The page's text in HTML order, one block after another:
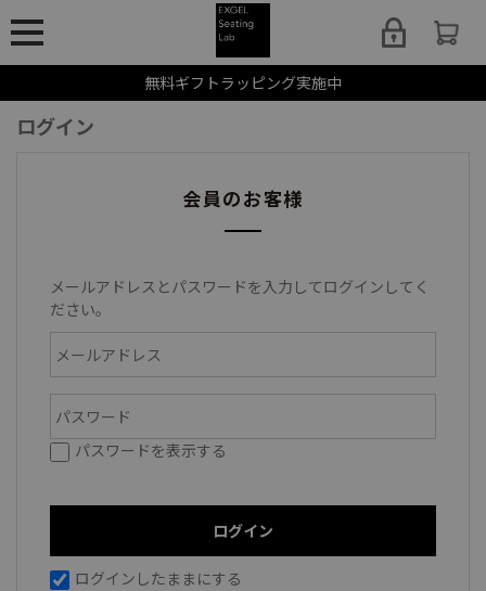
無料ギフトラッピング実施中
ログイン
会員のお客様
メールアドレスとパスワードを入力してログインしてく
ださい。
パスワードを表示する
ログインしたままにする